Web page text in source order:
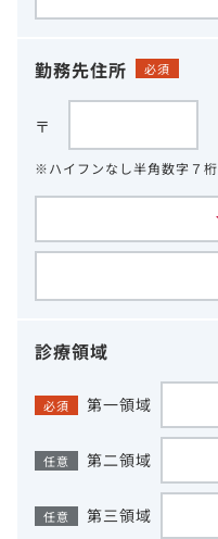
勤務先住所 必須
〒
※ハイフンなし半角数字７桁
診療領域
必須 第一領域
任意 第二領域
任意 第三領域